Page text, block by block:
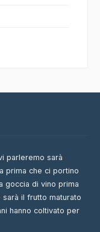
parleremo sarà
prima che ci portino
goccia di vino prima
il frutto maturato
hanno coltivato per